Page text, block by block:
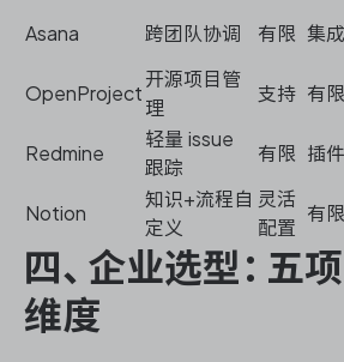
Asana 跨团队协调 有限 集成
OpenProject
开源项目管
理
支持 有限
Redmine
轻量 issue
跟踪
有限 插件
Notion
知识+流程自
定义
灵活
配置
有限
四、企业选型：五
维度